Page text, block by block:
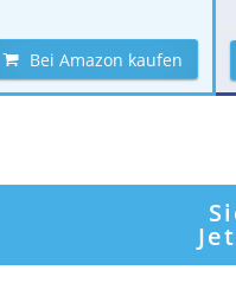
Bei Amazon kaufen